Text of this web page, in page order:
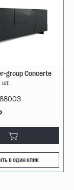
group Concerte
шт.
в один клик